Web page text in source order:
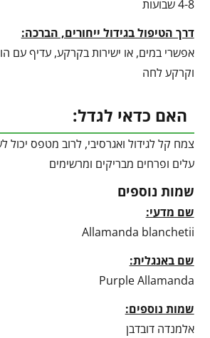
4-8 שבועות
דרך הטיפול בגידול ייחורים, הברכה:
אפשרי במים, או ישירות בקרקע, עדיף עם
וקרקע לחה
האם כדאי לגדל:
צמח קל לגידול ואגרסיבי, לרוב מטפס יכול
עלים ופרחים מבריקים ומרשימים
שמות נוספים
שם מדעי:
Allamanda blanchetii
שם באנגלית:
Purple Allamanda
שמות נוספים:
אלמנדה דובדבן